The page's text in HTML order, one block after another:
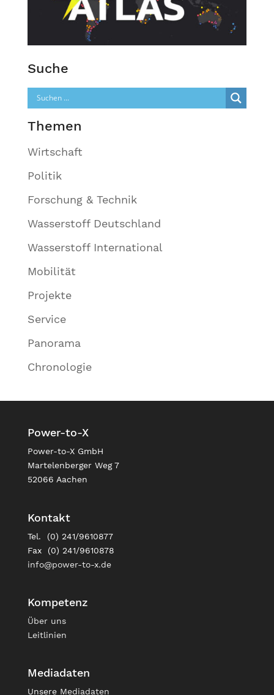
Suche
Themen
Wirtschaft
Politik
Forschung & Technik
Wasserstoff Deutschland
Wasserstoff International
Mobilität
Projekte
Service
Panorama
Chronologie
Power-to-X
Power-to-X GmbH
Martelenberger Weg 7
52066 Aachen
Kontakt
Tel. (0) 241/9610877
Fax (0) 241/9610878
info@power-to-x.de
Kompetenz
Über uns
Leitlinien
Mediadaten
Unsere Mediadaten